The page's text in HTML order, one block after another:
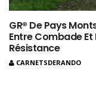
GR® De Pays
Entre Combade Et
Résistance
CARNETSDERANDO